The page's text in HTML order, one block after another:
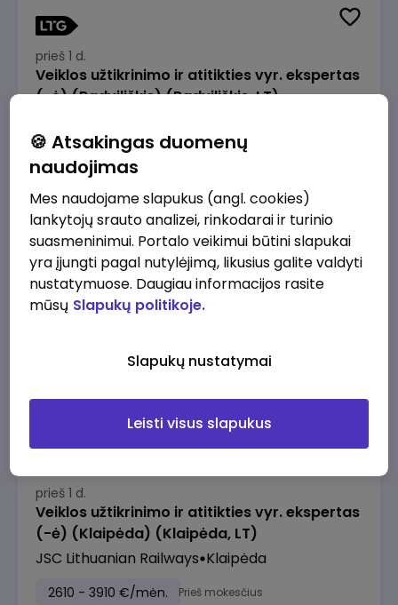
prieš 1 d.
Veiklos užtikrinimo ir atitikties vyr. ekspertas
(-ė) (Radviliškis) (Radviliškis, LT)
2610 - 3910 €/mėn. Prieš mokesčius
prieš 1 d.
Veiklos užtikrinimo ir atitikties vyr. ekspertas
(-ė) (Kaunas) (Kaunas, LT)
2610 - 3910 €/mėn. Prieš mokesčius
prieš 1 d.
Veiklos užtikrinimo ir atitikties vyr. ekspertas
(-ė) (Klaipėda) (Klaipėda, LT)
JSC Lithuanian Railways Klaipėda
2610 - 3910 €/mėn. Prieš mokesčius
🍪 Atsakingas duomenų
naudojimas
Mes naudojame slapukus (angl. cookies)
lankytojų srauto analizei, rinkodarai ir turinio
suasmeninimui. Portalo veikimui būtini slapukai
yra įjungti pagal nutylėjimą, likusius galite valdyti
nustatymuose. Daugiau informacijos rasite
mūsų Slapukų politikoje.
Slapukų nustatymai
Leisti visus slapukus